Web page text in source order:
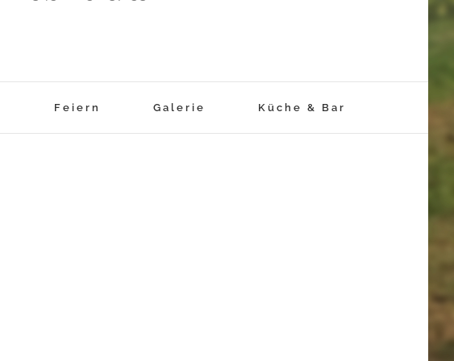
Feiern Galerie Küche & Bar